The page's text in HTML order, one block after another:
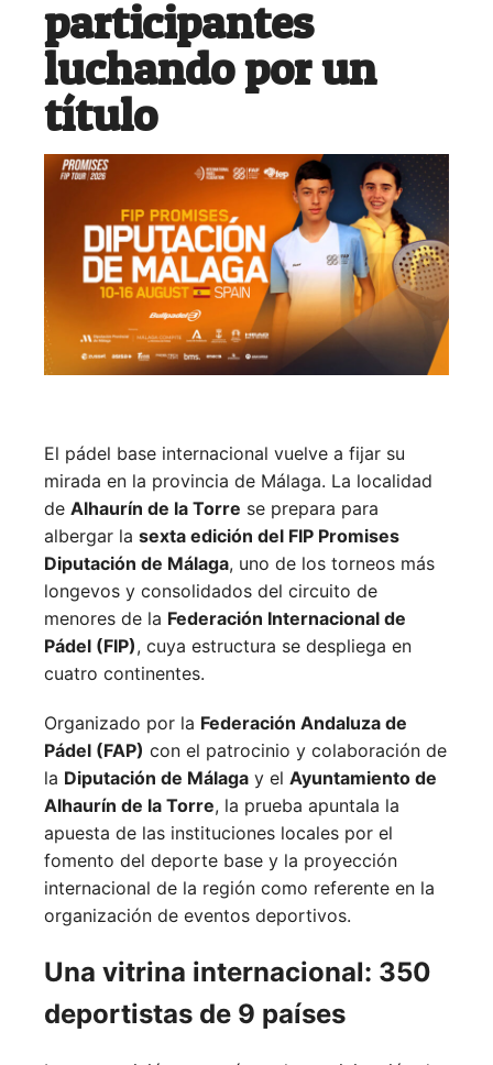
participantes
luchando por un
título
El pádel base internacional vuelve a fijar su
mirada en la provincia de Málaga. La localidad
de Alhaurín de la Torre se prepara para
albergar la sexta edición del FIP Promises
Diputación de Málaga, uno de los torneos más
longevos y consolidados del circuito de
menores de la Federación Internacional de
Pádel (FIP), cuya estructura se despliega en
cuatro continentes.
Organizado por la Federación Andaluza de
Pádel (FAP) con el patrocinio y colaboración de
la Diputación de Málaga y el Ayuntamiento de
Alhaurín de la Torre, la prueba apuntala la
apuesta de las instituciones locales por el
fomento del deporte base y la proyección
internacional de la región como referente en la
organización de eventos deportivos.
Una vitrina internacional: 350
deportistas de 9 países